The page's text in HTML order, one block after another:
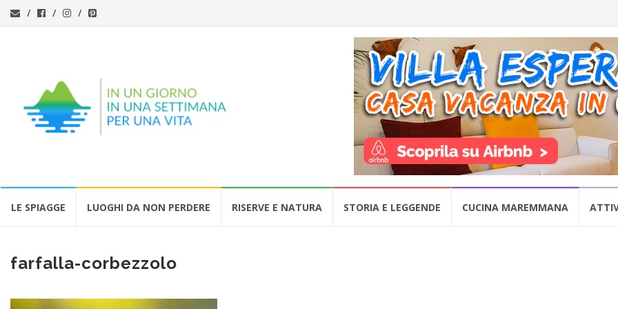
LE SPIAGGE LUOGHI DA NON PERDERE RISERVE E NATURA STORIA E LEGGENDE CUCINA MAREMMANA
farfalla-corbezzolo